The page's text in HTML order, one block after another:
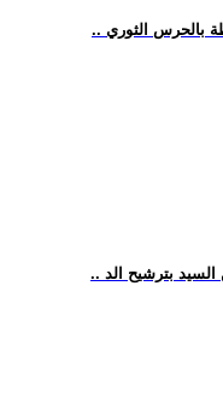
بالحرس الثوري
السيد بترشيح الد